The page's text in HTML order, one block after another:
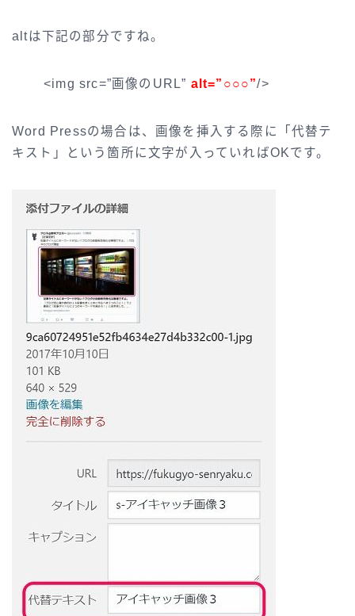
altは下記の部分ですね。
<img src=”画像のURL” alt=”○○○”/>
Word Pressの場合は、画像を挿入する際に「代替テ
キスト」という箇所に文字が入っていればOKです。